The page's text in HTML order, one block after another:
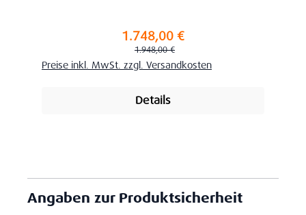
Verkaufspreis:1.748,00 €
Regulärer Preis:
1.948,00 €
Preise inkl. MwSt. zzgl. Versandkosten
Details
Angaben zur Produktsicherheit